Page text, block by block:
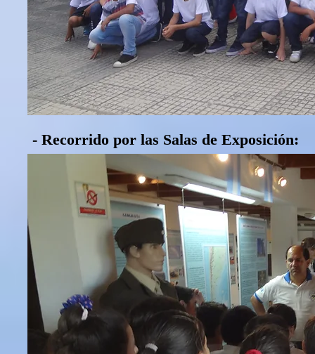
- Recorrido por las Salas de Exposición: